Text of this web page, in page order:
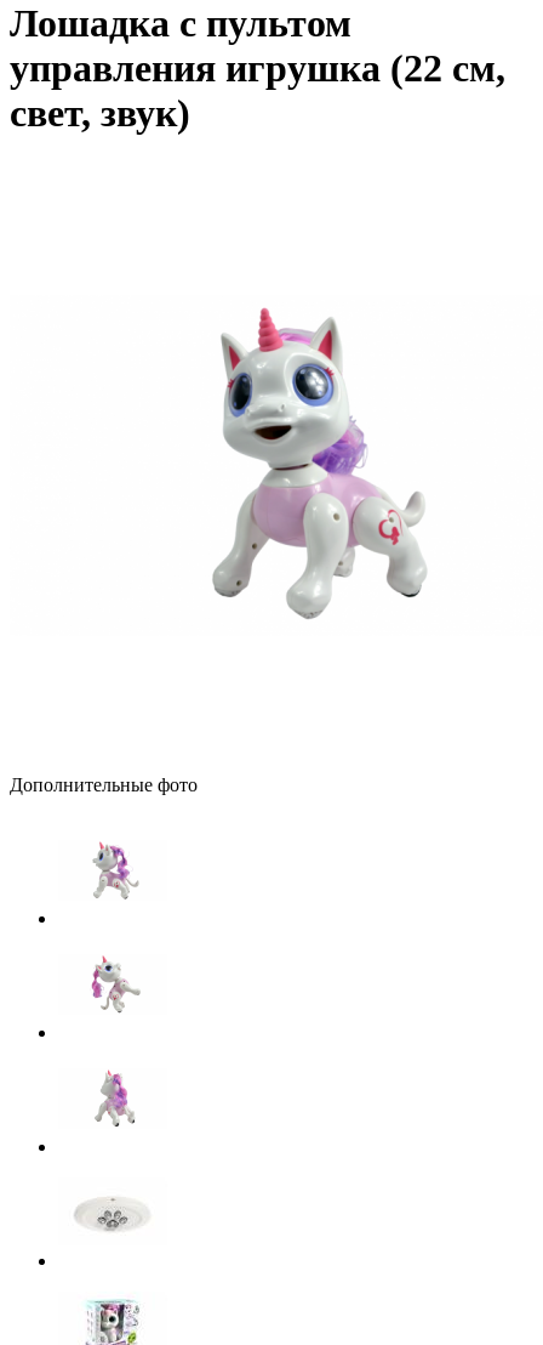
Лошадка с пультом
управления игрушка (22 см,
свет, звук)
Дополнительные фото